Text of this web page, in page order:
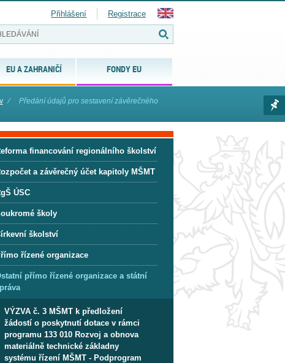
EU A ZAHRANIČÍ FONDY EU
Přihlášení Registrace
⁄
Předání údajů pro sestavení závěrečného
financování regionálního školství
a závěrečný účet kapitoly MŠMT
ÚSC
školy
školství
řízené organizace
přímo řízené organizace a státní
VÝZVA č. 3 MŠMT k předložení
žádostí o poskytnutí dotace v rámci
programu 133 010 Rozvoj a obnova
materiálně technické základny
systému řízení MŠMT - Podprogram